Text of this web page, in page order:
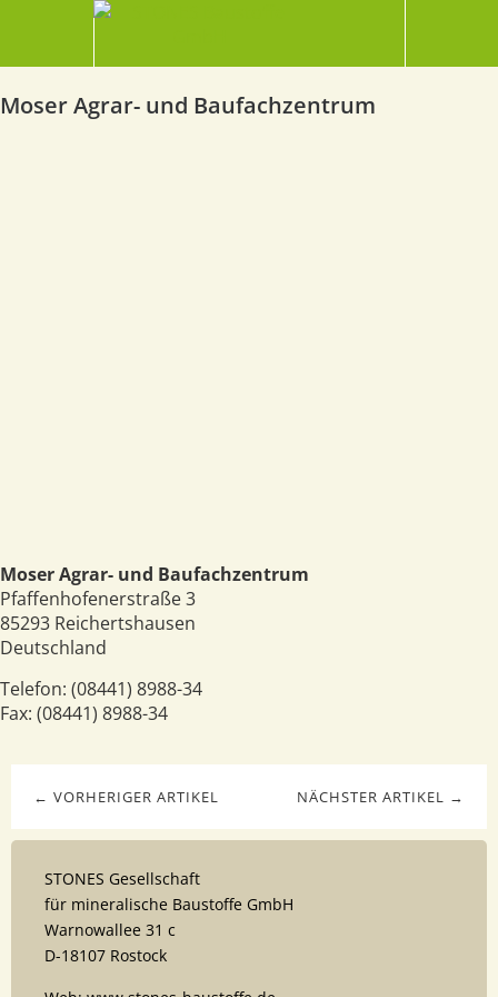
Moser Agrar- und Baufachzentrum
Moser Agrar- und Baufachzentrum
Pfaffenhofenerstraße 3
85293 Reichertshausen
Deutschland
Telefon: (08441) 8988-34
Fax: (08441) 8988-34
NÄCHSTER ARTIKEL →
← VORHERIGER ARTIKEL
STONES Gesellschaft
für mineralische Baustoffe GmbH
Warnowallee 31 c
D-18107 Rostock